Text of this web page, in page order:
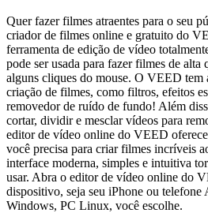
Quer fazer filmes atraentes para o seu
criador de filmes online e gratuito do
ferramenta de edição de vídeo
pode ser usada para fazer filmes de alta
alguns cliques do mouse. O VEED tem
criação de filmes, como filtros, efeitos
removedor de ruído de fundo! Além
cortar, dividir e mesclar vídeos para
editor de vídeo online do VEED oferece
você precisa para criar filmes incríveis
interface moderna, simples e intuitiva
usar. Abra o editor de vídeo online do
dispositivo, seja seu iPhone ou
Windows, PC Linux, você escolhe.